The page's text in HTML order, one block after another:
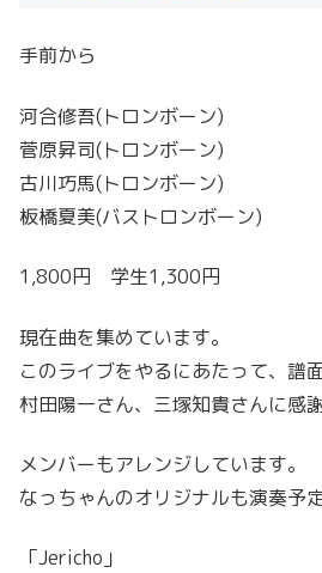
手前から
河合修吾(トロンボーン)
菅原昇司(トロンボーン)
古川巧馬(トロンボーン)
板橋夏美(バストロンボーン)
1,800円 学生1,300円
現在曲を集めています。
このライブをやるにあたって、譜
村田陽一さん、 三塚知貴さんに感
メンバーもアレンジしています。
なっちゃんのオリジナルも演奏予定
「Jericho」